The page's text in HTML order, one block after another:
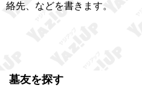
絡先、などを書きます。
墓友を探す